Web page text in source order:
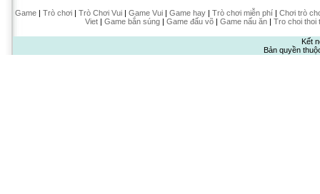
Game| Trò chơi| Trò Chơi Vui| Game Vui| Game hay| Trò chơi miễn phí| Chơi trò
Viet| Game bắn súng| Game đấu võ| Game nấu ăn| Tro choi thoi
Kết
Bản quyền